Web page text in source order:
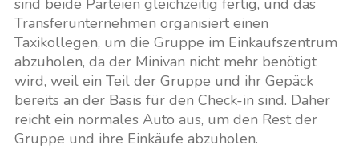
Transferunternehmen organisiert einen
Taxikollegen, um die Gruppe im Einkaufszentrum
abzuholen, da der Minivan nicht mehr benötigt
wird, weil ein Teil der Gruppe und ihr Gepäck
bereits an der Basis für den Check-in sind. Daher
reicht ein normales Auto aus, um den Rest der
Gruppe und ihre Einkäufe abzuholen.